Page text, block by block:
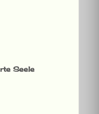
Seele